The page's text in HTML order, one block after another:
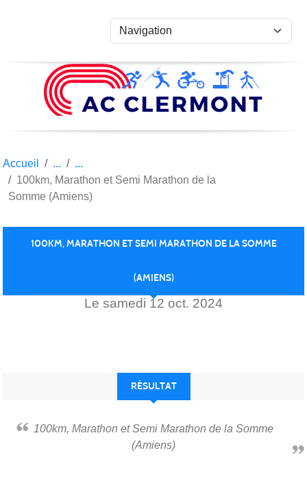
Accueil
100km, Marathon et Semi Marathon de la
Somme (Amiens)
100KM, MARATHON ET SEMI MARATHON DE LA SOMME
(AMIENS)
Le samedi 12 oct. 2024
RÉSULTAT
100km, Marathon et Semi Marathon de la Somme
(Amiens)